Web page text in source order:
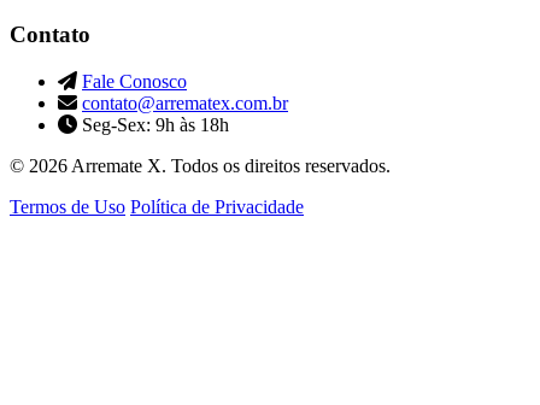
Contato
Fale Conosco
contato@arrematex.com.br
Seg-Sex: 9h às 18h
© 2026 Arremate X. Todos os direitos reservados.
Termos de Uso Política de Privacidade